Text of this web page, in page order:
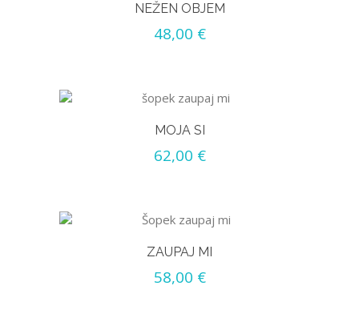
NEŽEN OBJEM
48,00 €
MOJA SI
62,00 €
ZAUPAJ MI
58,00 €